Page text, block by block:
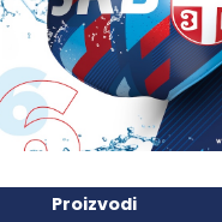
Proizvodi